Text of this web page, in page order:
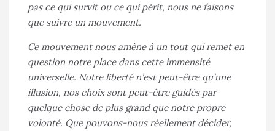
pas ce qui survit ou ce qui périt, nous ne faisons
que suivre un mouvement.
Ce mouvement nous amène à un tout qui remet en
question notre place dans cette immensité
universelle. Notre liberté n’est peut-être qu’une
illusion, nos choix sont peut-être guidés par
quelque chose de plus grand que notre propre
volonté. Que pouvons-nous réellement décider,